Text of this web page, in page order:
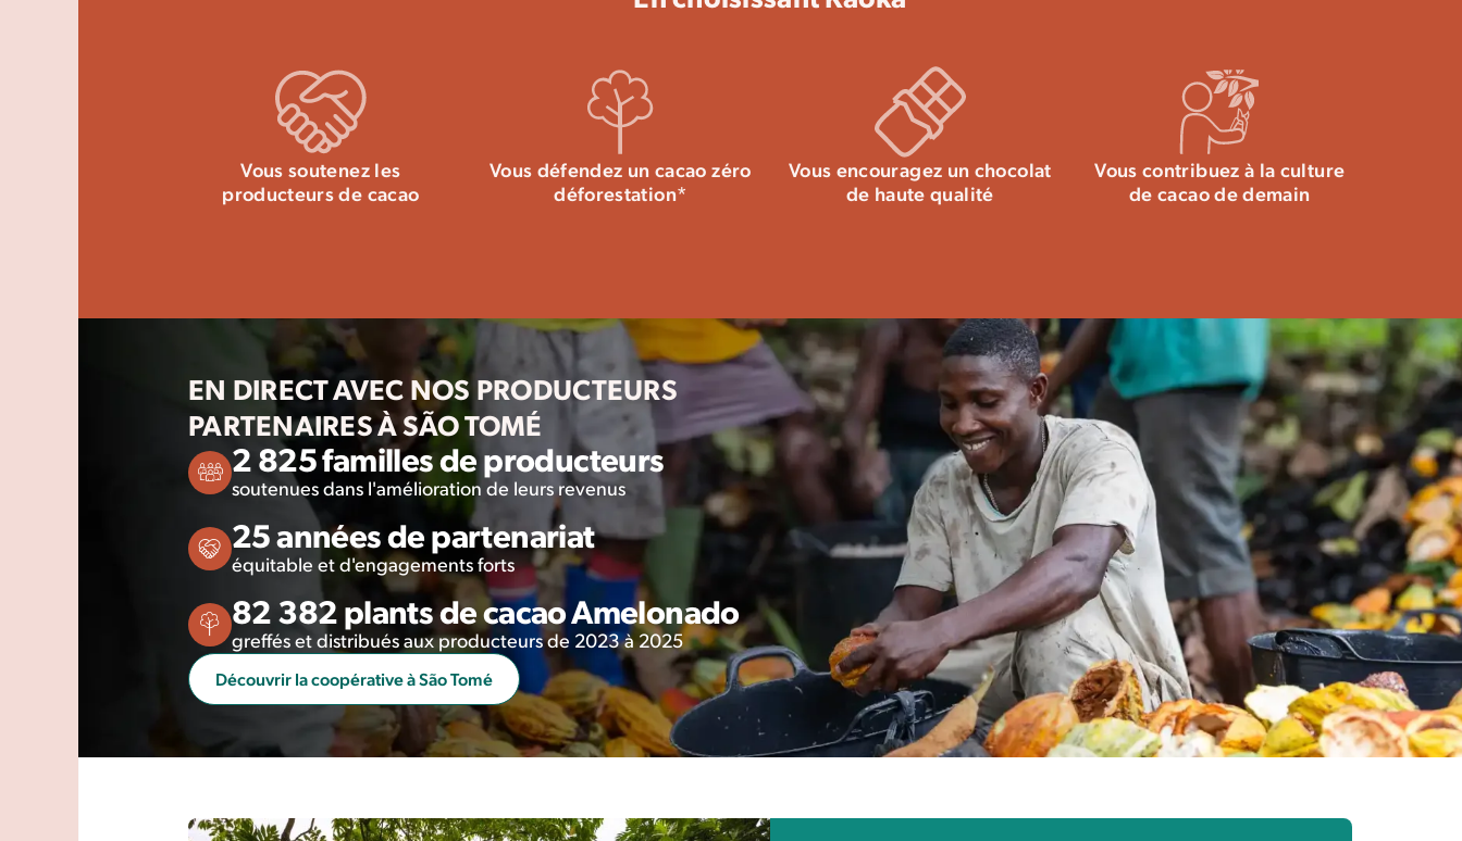
Vous soutenez les
producteurs de cacao
Vous défendez un cacao zéro
déforestation*
Vous encouragez un chocolat
de haute qualité
Vous contribuez à la culture
de cacao de demain
EN DIRECT AVEC NOS PRODUCTEURS
PARTENAIRES À SÃO TOMÉ
2 825 familles de producteurs
soutenues dans l'amélioration de leurs revenus
25 années de partenariat
équitable et d'engagements forts
82 382 plants de cacao Amelonado
greffés et distribués aux producteurs de 2023 à 2025
Découvrir la coopérative à São Tomé